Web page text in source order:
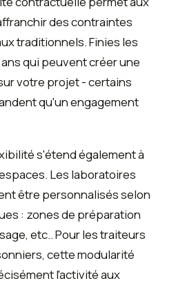
des contraintes
traditionnels. Finies les
qui peuvent créer une
votre projet - certains
qu'un engagement
s'étend également à
Les laboratoires
être personnalisés selon
: zones de préparation
etc.. Pour les traiteurs
cette modularité
l'activité aux